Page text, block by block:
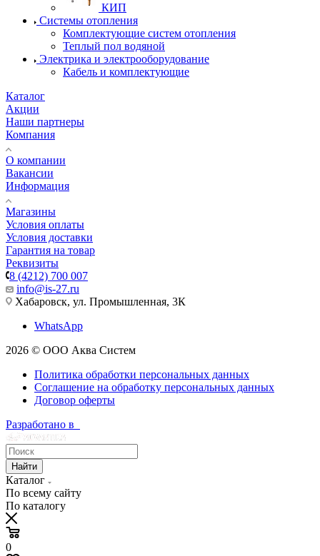
КИП
Системы отопления
Комплектующие систем отопления
Теплый пол водяной
Электрика и электрооборудование
Кабель и комплектующие
Каталог
Акции
Наши партнеры
Компания
О компании
Вакансии
Информация
Магазины
Условия оплаты
Условия доставки
Гарантия на товар
Реквизиты
8 (4212) 700 007
info@is-27.ru
Хабаровск, ул. Промышленная, 3К
WhatsApp
2026 © ООО Аква Систем
Политика обработки персональных данных
Соглашение на обработку персональных данных
Договор оферты
Разработано в
Найти
Каталог
По всему сайту
По каталогу
0